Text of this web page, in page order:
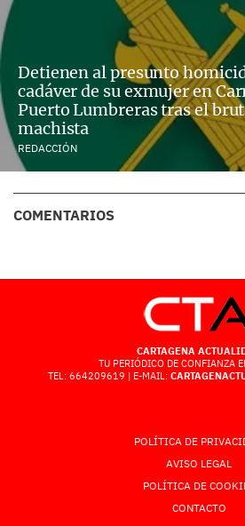
Detienen al presunto
cadáver de su exmujer en
Puerto Lumbreras tras el
machista
REDACCIÓN
COMENTARIOS
CARTAGENA
TU PERIÓDICO DE CONFIANZA
TEL: 664209619 | E-MAIL:
POLÍTICA DE
AVISO LEGAL
POLÍTICA DE
CONTACTO